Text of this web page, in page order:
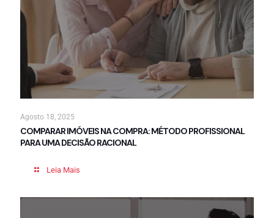
Agosto 18, 2025
COMPARAR IMÓVEIS NA COMPRA: MÉTODO PROFISSIONAL
PARA UMA DECISÃO RACIONAL
Leia Mais